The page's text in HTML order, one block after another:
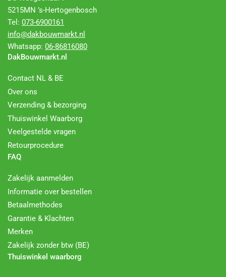
5215MN ’s-Hertogenbosch
Tel: 073-6900161
info@dakbouwmarkt.nl
Whatsapp: 06-86816080
DakBouwmarkt.nl
Contact NL & BE
Over ons
Verzending & bezorging
Thuiswinkel Waarborg
Veelgestelde vragen
Retourprocedure
FAQ
Zakelijk aanmelden
Informatie over bestellen
Betaalmethodes
Garantie & Klachten
Merken
Zakelijk zonder btw (BE)
Thuiswinkel waarborg